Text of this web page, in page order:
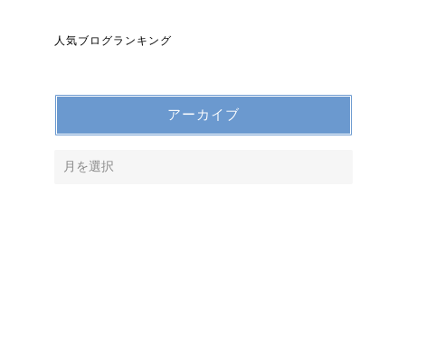
人気ブログランキング
アーカイブ